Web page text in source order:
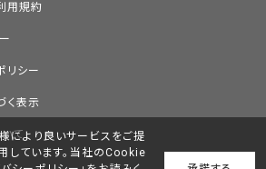
用規約
リシー
く表示
て
により良いサービスをご提
しています。当社のCookie